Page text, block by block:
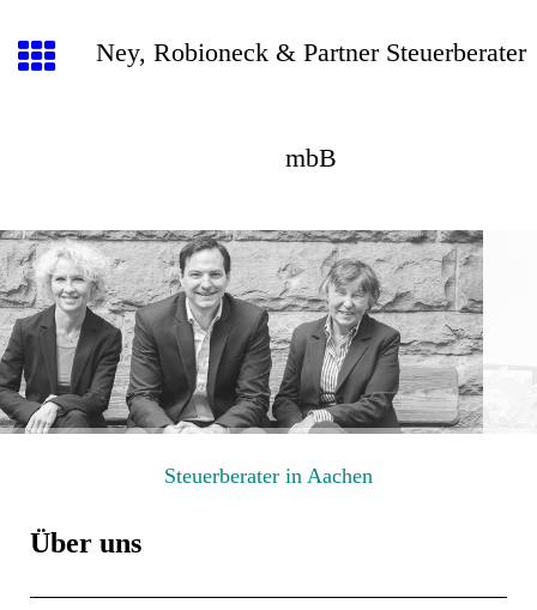
Ney, Robioneck & Partner Steuerberater
mbB
Steuerberater in Aachen
Über uns